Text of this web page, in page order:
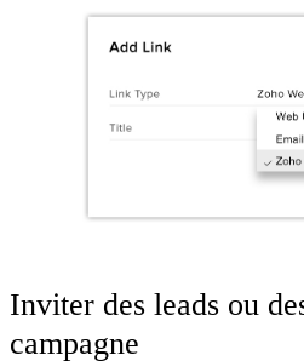
Inviter des leads ou
campagne